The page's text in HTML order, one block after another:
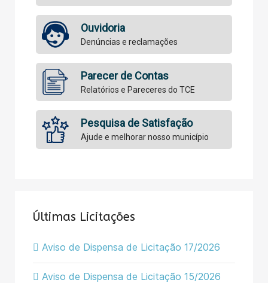
Ouvidoria
Denúncias e reclamações
Parecer de Contas
Relatórios e Pareceres do TCE
Pesquisa de Satisfação
Ajude e melhorar nosso município
Últimas Licitações
Aviso de Dispensa de Licitação 17/2026
Aviso de Dispensa de Licitação 15/2026